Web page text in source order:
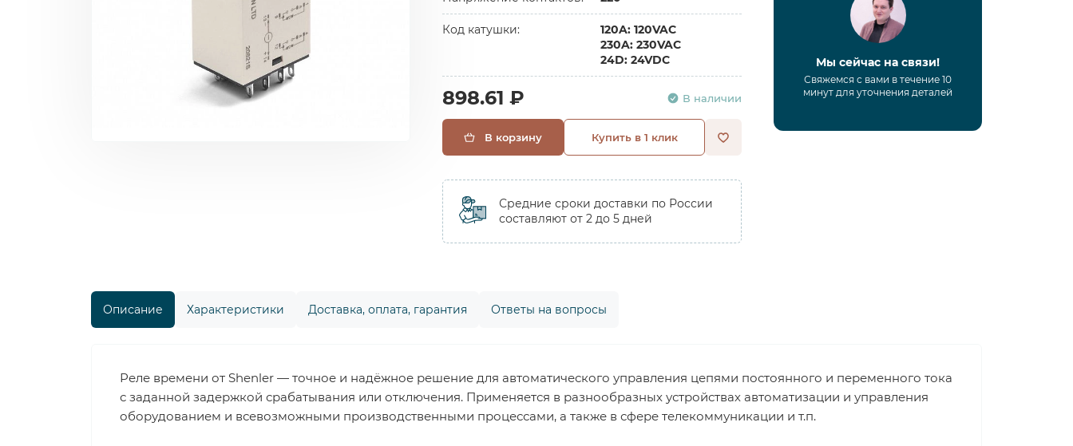
Код катушки:
120A: 120VAC
230A: 230VAC
24D: 24VDC
898.61 ₽ В наличии
В корзину Купить в 1 клик
Средние сроки доставки по России
составляют от 2 до 5 дней
Мы сейчас на связи!
Свяжемся с вами в течение 10
минут для уточнения деталей
Описание Характеристики Доставка, оплата, гарантия Ответы на вопросы
Реле времени от Shenler — точное и надёжное решение для автоматического управления цепями постоянного и переменного тока
с заданной задержкой срабатывания или отключения. Применяется в разнообразных устройствах автоматизации и управления
оборудованием и всевозможными производственными процессами, а также в сфере телекоммуникации и т.п.